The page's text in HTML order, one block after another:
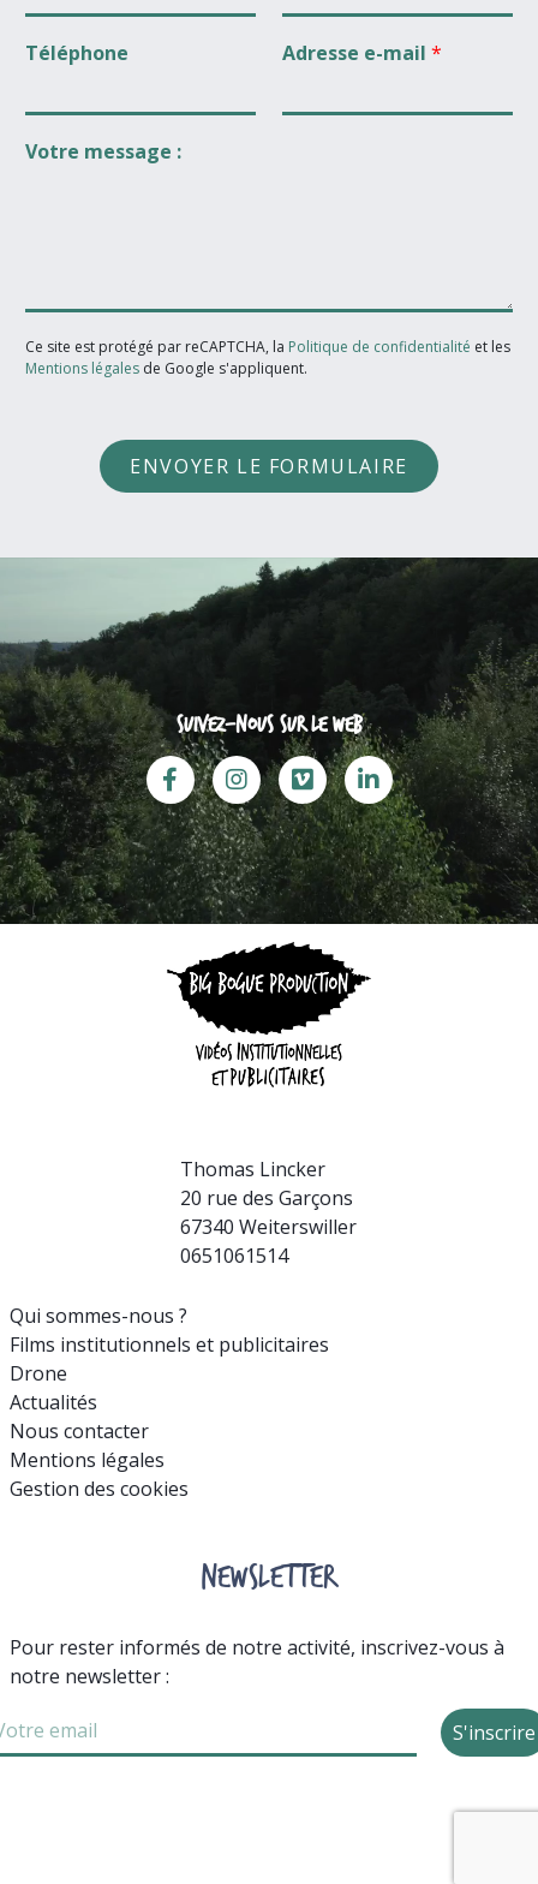
Téléphone Adresse e-mail *
Votre message :
Ce site est protégé par reCAPTCHA, la Politique de confidentialité et les
Mentions légales de Google s'appliquent.
ENVOYER LE FORMULAIRE
Suivez-nous sur le web
Thomas Lincker
20 rue des Garçons
67340 Weiterswiller
0651061514
Qui sommes-nous ?
Films institutionnels et publicitaires
Drone
Actualités
Nous contacter
Mentions légales
Gestion des cookies
NEWSLETTER
Pour rester informés de notre activité, inscrivez-vous à
notre newsletter :
S'inscrire